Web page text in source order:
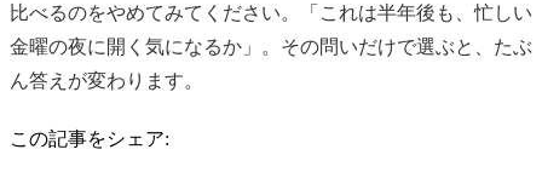
比べるのをやめてみてください。「これは半年後も、忙しい
金曜の夜に開く気になるか」。その問いだけで選ぶと、たぶ
ん答えが変わります。
この記事をシェア: